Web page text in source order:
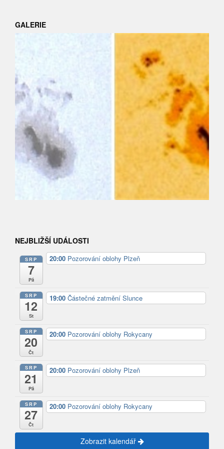
GALERIE
NEJBLIŽŠÍ UDÁLOSTI
SRP
7
Pá
20:00 Pozorování oblohy Plzeň
SRP
12
St
19:00 Částečné zatmění Slunce
SRP
20
Čt
20:00 Pozorování oblohy Rokycany
SRP
21
Pá
20:00 Pozorování oblohy Plzeň
SRP
27
Čt
20:00 Pozorování oblohy Rokycany
Zobrazit kalendář